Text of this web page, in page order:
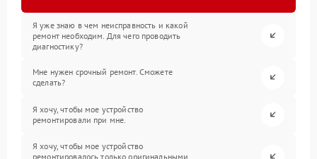
Я уже знаю в чем неисправность и какой
ремонт необходим. Для чего проводить
диагностику?
Мне нужен срочный ремонт. Сможете
сделать?
Я хочу, чтобы мое устройство
ремонтировали при мне.
Я хочу, чтобы мое устройство
ремонтировалось только оригинальными